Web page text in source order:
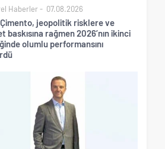
Haberler 07.08.2026
Çimento, jeopolitik risklere ve
baskısına rağmen 2026’nın ikinci
olumlu performansını